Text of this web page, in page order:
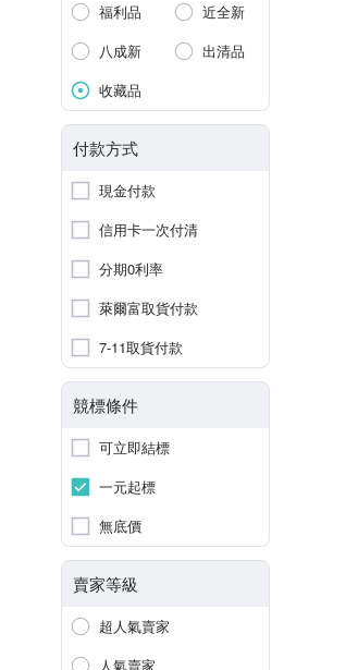
福利品
近全新
八成新
出清品
收藏品
付款方式
現金付款
信用卡一次付清
分期0利率
萊爾富取貨付款
7-11取貨付款
競標條件
可立即結標
一元起標
無底價
賣家等級
超人氣賣家
人氣賣家